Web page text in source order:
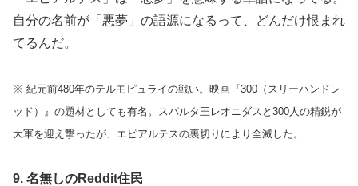
自分の名前が「悪夢」の語源になるって、どんだけ恨まれ
てるんだ。
※ 紀元前480年のテルモピュライの戦い。映画『300（スリーハンドレ
ッド）』の題材としても有名。スパルタ王レオニダスと300人の精鋭が
大軍を迎え撃ったが、エピアルテスの裏切りにより全滅した。
9. 名無しのReddit住民